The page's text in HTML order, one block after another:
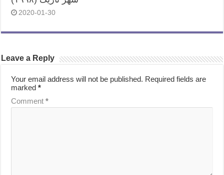
2020-01-30
Leave a Reply
Your email address will not be published. Required fields are
marked*
Comment*